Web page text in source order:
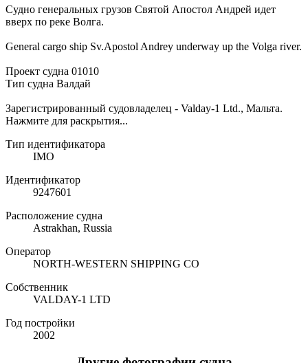
Судно генеральных грузов Святой Апостол Андрей идет
вверх по реке Волга.
General cargo ship Sv.Apostol Andrey underway up the Volga river.
Проект судна 01010
Тип судна Валдай
Зарегистрированный судовладелец - Valday-1 Ltd., Мальта.
Нажмите для раскрытия...
Тип идентификатора
IMO
Идентификатор
9247601
Расположение судна
Astrakhan, Russia
Оператор
NORTH-WESTERN SHIPPING CO
Собственник
VALDAY-1 LTD
Год постройки
2002